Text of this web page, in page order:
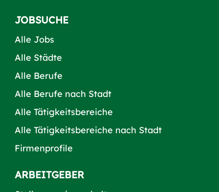
JOBSUCHE
Alle Jobs
Alle Städte
Alle Berufe
Alle Berufe nach Stadt
Alle Tätigkeitsbereiche
Alle Tätigkeitsbereiche nach Stadt
Firmenprofile
ARBEITGEBER